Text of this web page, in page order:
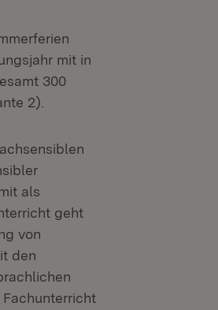
mit in
300
2).
als
geht
von
den